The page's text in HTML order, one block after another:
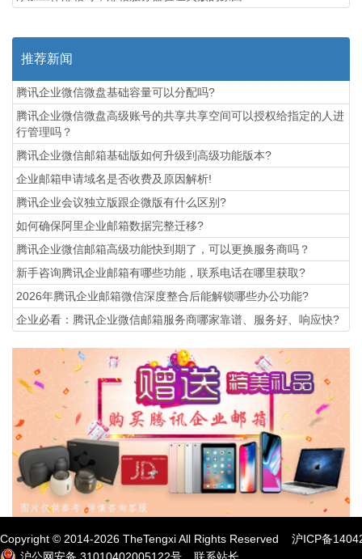
推荐新闻
腾讯企业微信微盘基础容量可以分配吗?
腾讯企业微信微盘高级账号的共享共享空间可以授权给指定的人进
行管理吗？
腾讯企业微信邮箱基础版如何升级到高级功能版本?
企业邮箱申请域名是否收费及原因解析!
腾讯企业会议独立版跟企微版有什么区别?
如何确保阿里企业邮箱数据完整迁移?
腾讯企业微信邮箱高级功能‌快到期了，可以更换服务商吗？
新手咨询腾讯企业邮箱有哪些功能，联系电话在哪里获取?
2026年腾讯企业邮箱微信深度整合后能解锁哪些办公功能?
企业必看：腾讯企业微信邮箱服务商哪家靠谱、服务好、响应快?
Copyright © 2014-2026 TheTengxi All Rights Reserved 沪ICP备